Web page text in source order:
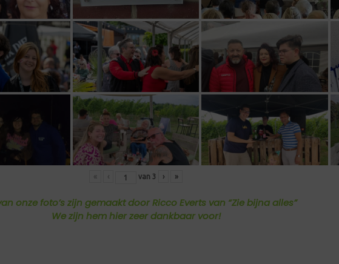
van 3 › »
onze foto’s zijn gemaakt door Ricco Everts van “Zie bijna alles”
We zijn hem hier zeer dankbaar voor!